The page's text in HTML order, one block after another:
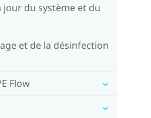
jour du système et du
et de la désinfection
Flow